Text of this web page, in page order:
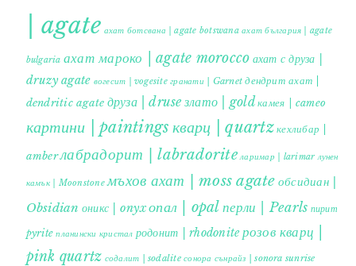
| agate ахат ботсвана | agate botswana ахат българия | agate
bulgaria ахат мароко | agate morocco ахат с друза |
druzy agate вогесит | vogesite гранати | Garnet дендрит ахат |
dendritic agate друза | druse злато | gold камея | cameo
картини | paintings кварц | quartzкехлибар |
amberлабрадорит | labradorite ларимар | larimar лунен
камък | Moonstone мъхов ахат | moss agate обсидиан |
Obsidian оникс | onyxопал | opal перли | Pearls пирит |
pyrite планински кристал родонит | rhodonite розов кварц |
pink quartz содалит | sodalite сонора сънрайз | sonora sunrise